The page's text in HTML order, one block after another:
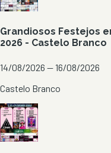
Grandiosos Festejos
2026 - Castelo Branco
14/08/2026 — 16/08/2026
Castelo Branco